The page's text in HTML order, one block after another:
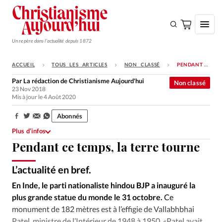
Un repère dans l'actualité depuis 1872
S'ABONNER
Monde
Opinions
Tous les articles
Faire un don
Emploi
Se connecter
ACCUEIL TOUS LES ARTICLES NON CLASSÉ PENDANT CE TEMPS, LA TERRE TOURNE
Pendant ce temps, la terre tourne
L’actualité en bref.
Non classé
Par La rédaction de Christianisme Aujourd'hui
23 Nov 2018
Mis à jour le 4 Août 2020
Partager:
Abonnés
Plus d’infos
En Inde, le parti nationaliste hindou BJP a inauguré la
plus grande statue du monde le 31 octobre. Ce
monument de 182 mètres est à l’effigie de Vallabhbhai